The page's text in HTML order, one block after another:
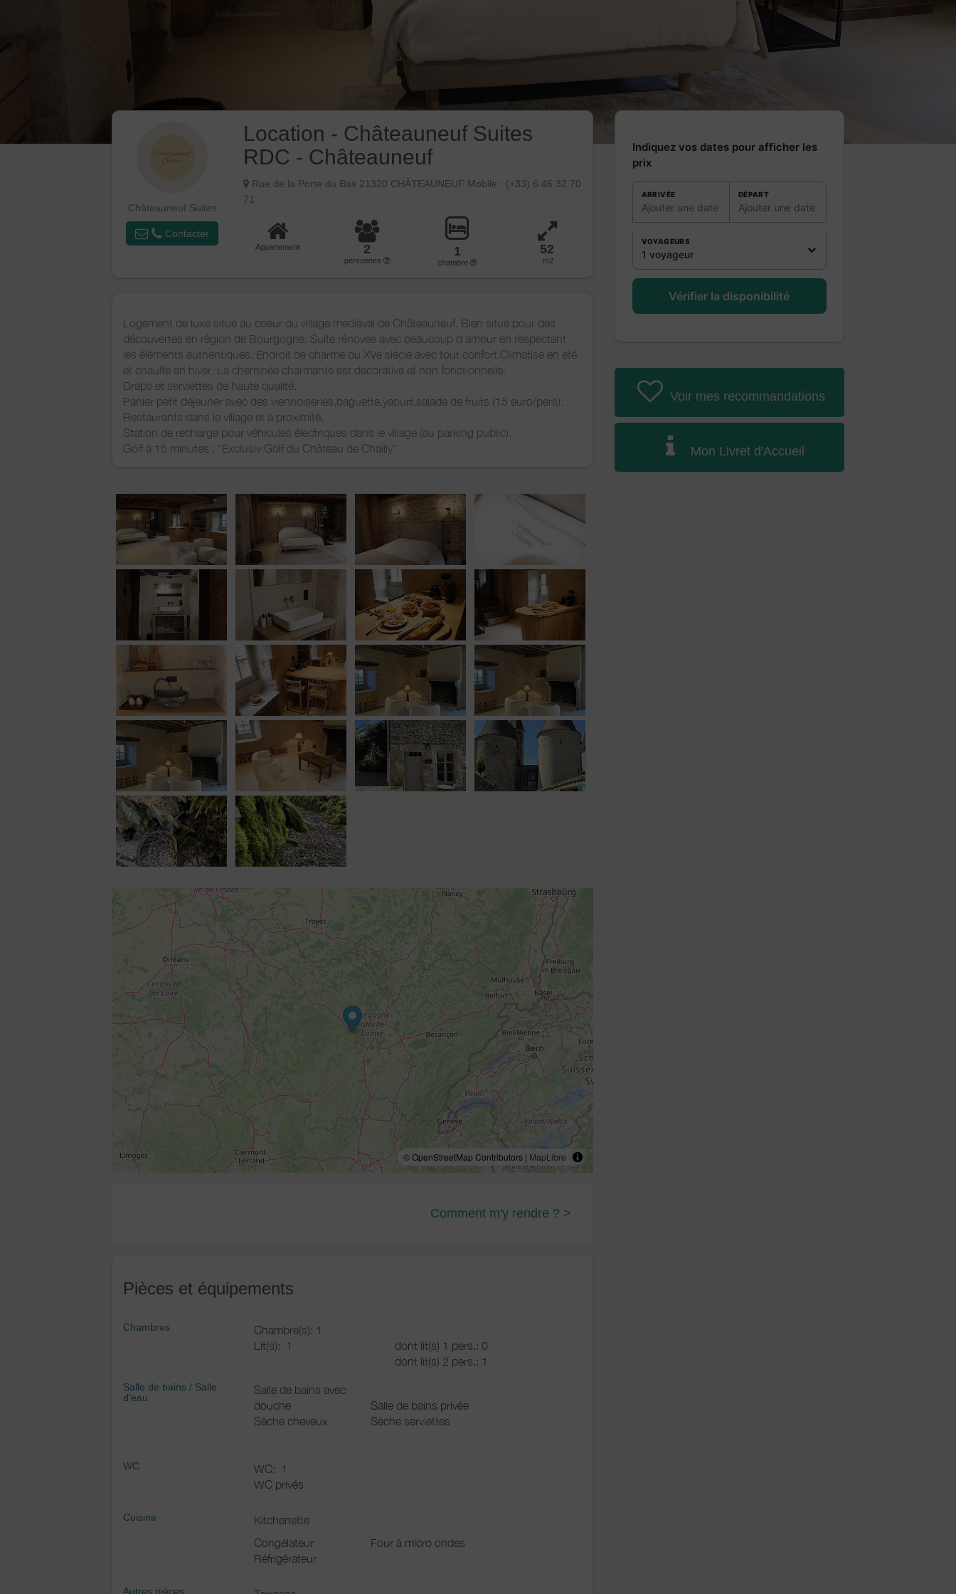
Châteauneuf Suites
Contacter
Location - Châteauneuf Suites
RDC - Châteauneuf
Rue de la Porte du Bas 21320 CHÂTEAUNEUF Mobile : (+33) 6 46 32 70
71
Appartement 2
personnes
1
chambre
52
m2
Logement de luxe situé au coeur du village médiéval de Châteauneuf. Bien situé pour des
découvertes en région de Bourgogne. Suite rénovée avec beaucoup d'amour en respectant
les éléments authentiques. Endroit de charme du XVe siècle avec tout confort.Climatisé en été
et chauffé en hiver. La cheminée charmante est décorative et non fonctionnelle.
Draps et serviettes de haute qualité.
Panier petit déjeuner avec des viennoiseries,baguette,yaourt,salade de fruits (15 euro/pers).
Restaurants dans le village et à proximité.
Station de recharge pour véhicules électriques dans le village (au parking public).
Golf à 15 minutes : "Exclusiv Golf du Château de Chailly"
© OpenStreetMap Contributors | MapLibre
Comment m'y rendre ? >
Pièces et équipements
Chambres
Chambre(s): 1
Lit(s):
1
dont lit(s) 1 pers.: 0
dont lit(s) 2 pers.: 1
Salle de bains / Salle
d'eau
Salle de bains avec
douche
Salle de bains privée
Sèche cheveux
Sèche serviettes
WC WC:
1
WC privés
Cuisine
Kitchenette
Congélateur
Four à micro ondes
Réfrigérateur
Autres pièces
Indiquez vos dates pour afficher les
prix
ARRIVÉE
Ajouter une date
DÉPART
Ajouter une date
VOYAGEURS
1 voyageur
Vérifier la disponibilité
Voir mes recommandations
Mon Livret d'Accueil